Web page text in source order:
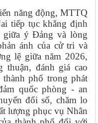
năng động, MTTQ
tiếp tục khẳng định
giữa ý Đảng và lòng
ánh của cử tri và
lệ giữa năm 2026,
thuận, đánh giá cao
phố trong phát
quốc phòng - an
đổi số, chăm lo
lượng phục vụ Nhân